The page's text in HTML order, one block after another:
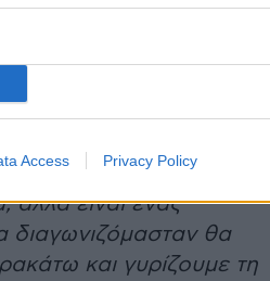
Access Privacy Policy
στην Ελλάδα και την
Πέμπτη 15 Μαΐου στον Β'
»: «Να ευχηθώ
Συνεχίζουμε
αλλά είναι ένας
διαγωνιζόμασταν θα
και γυρίζουμε τη